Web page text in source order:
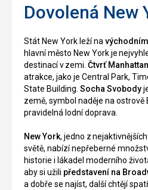
Dovolená New
Stát New York leží na
hlavní město New York je
destinací v zemi. Čtvrť Manhattan
atrakce, jako je Central Park,
State Building. Socha Svobody
země, symbol naděje na ostrově
pravidelná lodní doprava.
New York, jedno z
světě, nabízí nepřeberné
historie i lákadel moderního
aby si užili představení na
a dobře se najíst, další chtějí